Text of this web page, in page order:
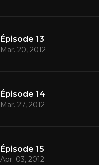
Épisode 13
Mar. 20, 2012
Épisode 14
Mar. 27, 2012
Épisode 15
Apr. 03, 2012